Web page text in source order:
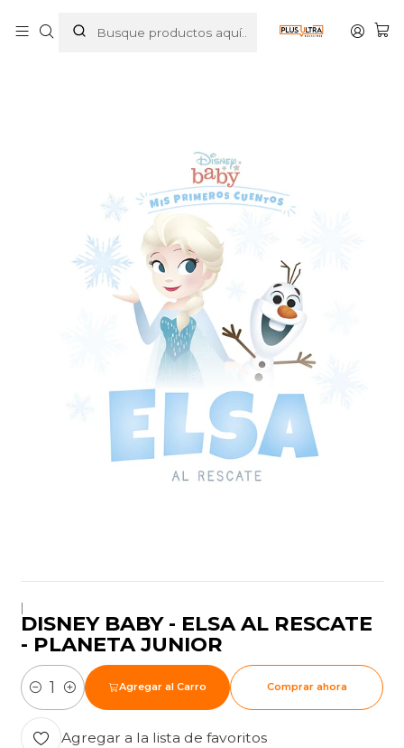
DISNEY BABY - ELSA AL RESCATE - PLANETA JUNIOR
|
DISNEY BABY - ELSA AL RESCATE
- PLANETA JUNIOR
Cantidad
Agregar al Carro Comprar ahora
Agregar a la lista de favoritos